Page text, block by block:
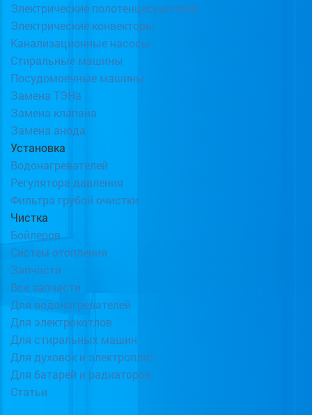
Электрические полотенцесушители
Электрические конвекторы
Канализационные насосы
Стиральные машины
Посудомоечные машины
Замена ТЭНа
Замена клапана
Замена анода
Установка
Водонагревателей
Регулятора давления
Фильтра грубой очистки
Чистка
Бойлеров
Систем отопления
Запчасти
Все запчасти
Для водонагревателей
Для электрокотлов
Для стиральных машин
Для духовок и электроплит
Для батарей и радиаторов
Статьи